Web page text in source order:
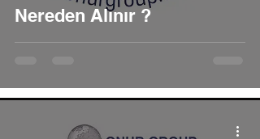
Nereden Alınır ?